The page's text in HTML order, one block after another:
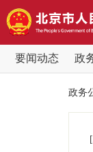
要闻动态 政
政务